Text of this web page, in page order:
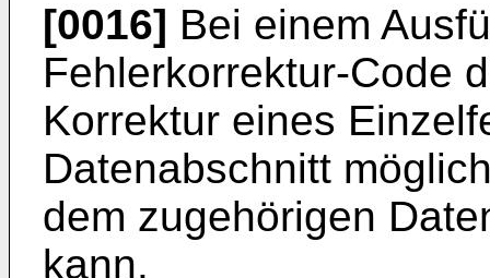
[0016] Bei einem
Fehlerkorrektur-Code
Korrektur eines
Datenabschnitt
dem zugehörigen
kann.